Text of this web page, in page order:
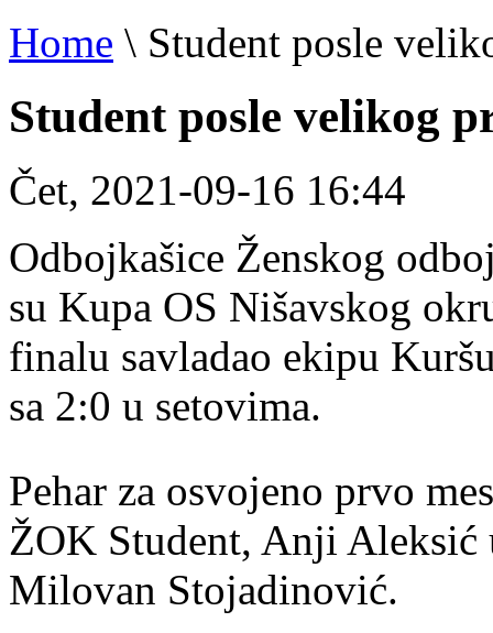
Home \ Student posle
Student posle velikog
Čet, 2021-09-16 16:44
Odbojkašice Ženskog
su Kupa OS Nišavskog
finalu savladao ekipu
sa 2:0 u setovima.
Pehar za osvojeno prvo
ŽOK Student, Anji Aleksić
Milovan Stojadinović.